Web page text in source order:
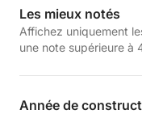
Les mieux notés
Affichez uniquement
une note supérieure à
Année de